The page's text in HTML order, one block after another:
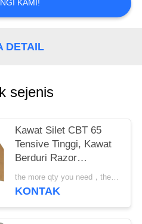
KAMI!
DETAIL
sejenis
Kawat Silet CBT 65
Tensive Tinggi, Kawat
Berduri Razor
Concertina
the more qty you need，the cheaper price is MOQ:200 gulungan
KONTAK